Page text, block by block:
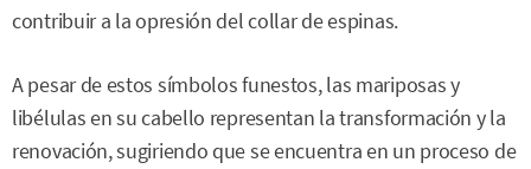
contribuir a la opresión del collar de espinas.
A pesar de estos símbolos funestos, las mariposas y
libélulas en su cabello representan la transformación y la
renovación, sugiriendo que se encuentra en un proceso de